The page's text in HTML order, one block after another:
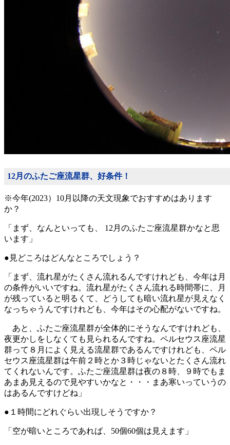
12月のふたご座流星群、好条件！
※今年(2023）10月以降の天文現象でおすすめはあります
か？
「まず、なんといっても、 12月のふたご座流星群かなと思
います」
●見どころはどんなところでしょう？
「まず、流れ星がたくさん流れるんですけれども、今年は月
の条件がいいですね。流れ星がたくさん流れる時間帯に、月
が残っていると明るくて、どうしても暗い流れ星が見えなく
なっちゃうんですけれども、今年はその心配がないですね。
あと、ふたご座流星群が全体的にそうなんですけれども、
夜更かしをしなくても見られるんですね。ペルセウス座流星
群って８月によく見える流星群であるんですけれども、ペル
セウス座流星群は午前２時とか３時じゃないとたくさん流れ
てくれないんです。ふたご座流星群は夜の８時、９時でもま
あまあ見えるので見やすいかなと・・・まあ寒いっていうの
はあるんですけどね」
●１時間にどれぐらい出現しそうですか？
「空が暗いところであれば、50個60個は見えます」